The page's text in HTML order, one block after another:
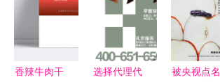
香辣牛肉干
选择代理代
被央视点名